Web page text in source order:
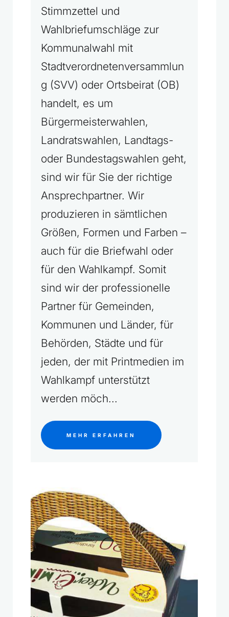
Stimmzettel und
Wahlbriefumschläge zur
Kommunalwahl mit
Stadtverordnetenversammlun
g (SVV) oder Ortsbeirat (OB)
handelt, es um
Bürgermeisterwahlen,
Landratswahlen, Landtags-
oder Bundestagswahlen geht,
sind wir für Sie der richtige
Ansprechpartner. Wir
produzieren in sämtlichen
Größen, Formen und Farben –
auch für die Briefwahl oder
für den Wahlkampf. Somit
sind wir der professionelle
Partner für Gemeinden,
Kommunen und Länder, für
Behörden, Städte und für
jeden, der mit Printmedien im
Wahlkampf unterstützt
werden möch...
MEHR ERFAHREN